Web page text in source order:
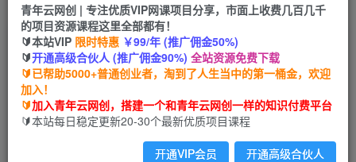
首页 创业课程 会员免费 正文
【推荐】闲鱼无货源训练营3.0，带你找到竞争
小，利润高的蓝海产品，每天都出单赚钱！（更
新）
青年云网创
2年前发布
1288 137
青年云网创 | 专注优质VIP网课项目分享，市面上收费几百几千
的项目资源课程这里全部都有！
🔰本站VIP 限时特惠 ￥99/年 (推广佣金50%)
🔰开通高级合伙人 (推广佣金90%) 全站资源免费下载
🔰已帮助5000+普通创业者，淘到了人生当中的第一桶金，欢迎
加入！
🔰加入青年云网创，搭建一个和青年云网创一样的知识付费平台
🔰本站每日稳定更新20-30个最新优质项目课程
开通VIP会员 开通高级合伙人